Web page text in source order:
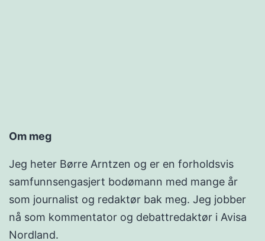
Om meg
Jeg heter Børre Arntzen og er en forholdsvis
samfunnsengasjert bodømann med mange år
som journalist og redaktør bak meg. Jeg jobber
nå som kommentator og debattredaktør i Avisa
Nordland.